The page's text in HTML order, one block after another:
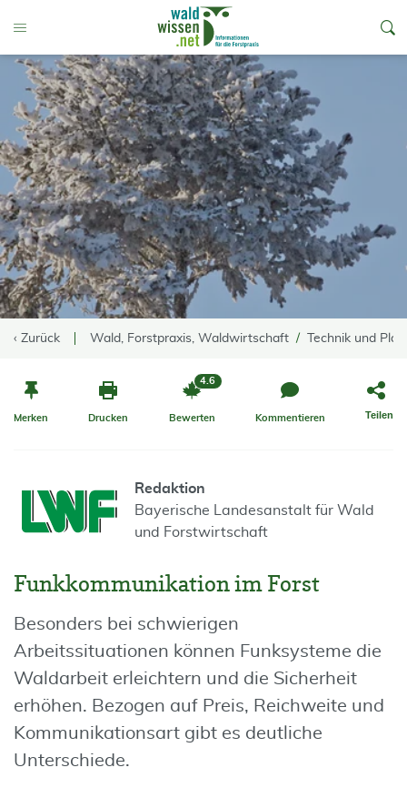
Toggle Menu
‹ Zurück Wald, Forstpraxis, Waldwirtschaft Technik und
Merken Drucken Bewerten
4.6
Kommentieren Teilen
Redaktion
Bayerische Landesanstalt für Wald
und Forstwirtschaft
Funkkommunikation im Forst
Besonders bei schwierigen
Arbeitssituationen können Funksysteme die
Waldarbeit erleichtern und die Sicherheit
erhöhen. Bezogen auf Preis, Reichweite und
Kommunikationsart gibt es deutliche
Unterschiede.